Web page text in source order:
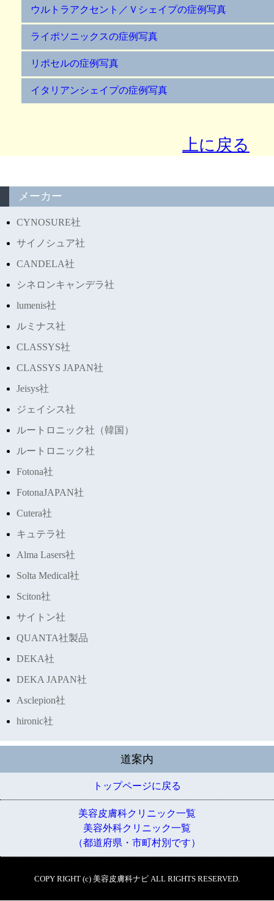
ウルトラアクセント／Ｖシェイプの症例写真
ライポソニックスの症例写真
リポセルの症例写真
イタリアンシェイプの症例写真
上に戻る
メーカー
CYNOSURE社
サイノシュア社
CANDELA社
シネロンキャンデラ社
lumenis社
ルミナス社
CLASSYS社
CLASSYS JAPAN社
Jeisys社
ジェイシス社
ルートロニック社（韓国）
ルートロニック社
Fotona社
FotonaJAPAN社
Cutera社
キュテラ社
Alma Lasers社
Solta Medical社
Sciton社
サイトン社
QUANTA社製品
DEKA社
DEKA JAPAN社
Asclepion社
hironic社
道案内
トップページに戻る
美容皮膚科クリニック一覧
美容外科クリニック一覧
（都道府県・市町村別です）
COPY RIGHT (c) 美容皮膚科ナビ ALL RIGHTS RESERVED.